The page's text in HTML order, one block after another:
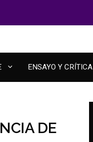
ENSAYO Y CRÍTICA
DE